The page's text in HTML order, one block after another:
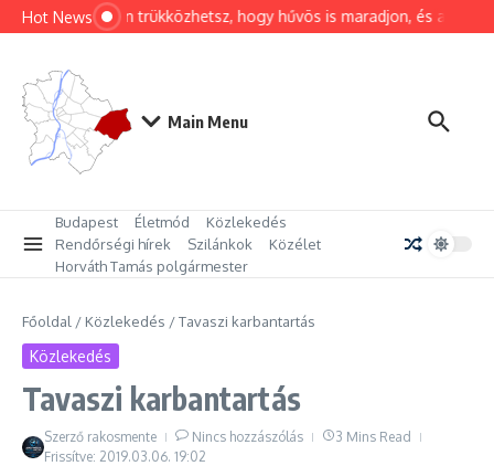
Ugrás a tartalomhoz
Hot NewsHogyan trükközhetsz, hogy hűvös is maradjon, és a
Main Menu
Budapest Életmód
Közlekedés
Rendőrségi hírek
Szilánkok
Közélet
Horváth Tamás polgármester
Főoldal / Közlekedés /Tavaszi karbantartás
Közlekedés
Tavaszi karbantartás
Szerző rakosmente Nincs hozzászólás
3 Mins Read
Frissítve: 2019.03.06. 19:02